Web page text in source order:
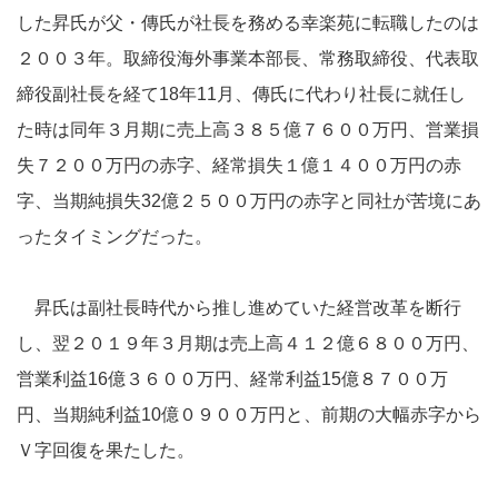
した昇氏が父・傳氏が社長を務める幸楽苑に転職したのは
２００３年。取締役海外事業本部長、常務取締役、代表取
締役副社長を経て18年11月、傳氏に代わり社長に就任し
た時は同年３月期に売上高３８５億７６００万円、営業損
失７２００万円の赤字、経常損失１億１４００万円の赤
字、当期純損失32億２５００万円の赤字と同社が苦境にあ
ったタイミングだった。
昇氏は副社長時代から推し進めていた経営改革を断行
し、翌２０１９年３月期は売上高４１２億６８００万円、
営業利益16億３６００万円、経常利益15億８７００万
円、当期純利益10億０９００万円と、前期の大幅赤字から
Ｖ字回復を果たした。